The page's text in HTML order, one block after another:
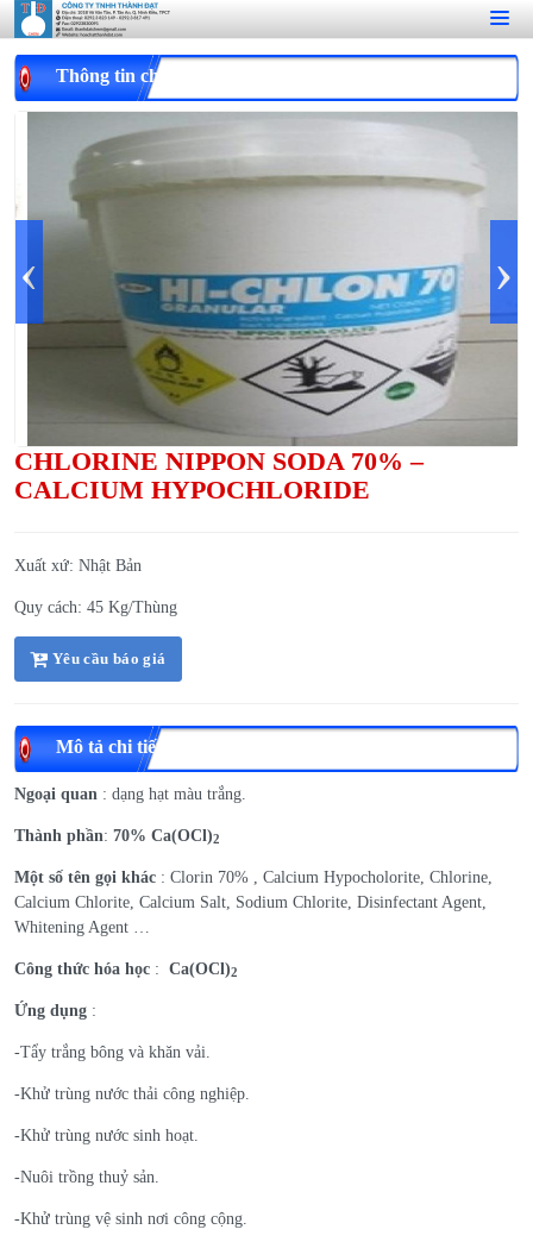
Thông tin chi tiết
‹ ›
CHLORINE NIPPON SODA 70% –
CALCIUM HYPOCHLORIDE
Xuất xứ: Nhật Bản
Quy cách: 45 Kg/Thùng
Yêu cầu báo giá
Mô tả chi tiết
Ngoại quan : dạng hạt màu trắng.
Thành phần: 70% Ca(OCl)2
Một số tên gọi khác : Clorin 70% , Calcium Hypocholorite, Chlorine,
Calcium Chlorite, Calcium Salt, Sodium Chlorite, Disinfectant Agent,
Whitening Agent …
Công thức hóa học : Ca(OCl)2
Ứng dụng :
-Tẩy trắng bông và khăn vải.
-Khử trùng nước thải công nghiệp.
-Khử trùng nước sinh hoạt.
-Nuôi trồng thuỷ sản.
-Khử trùng vệ sinh nơi công cộng.